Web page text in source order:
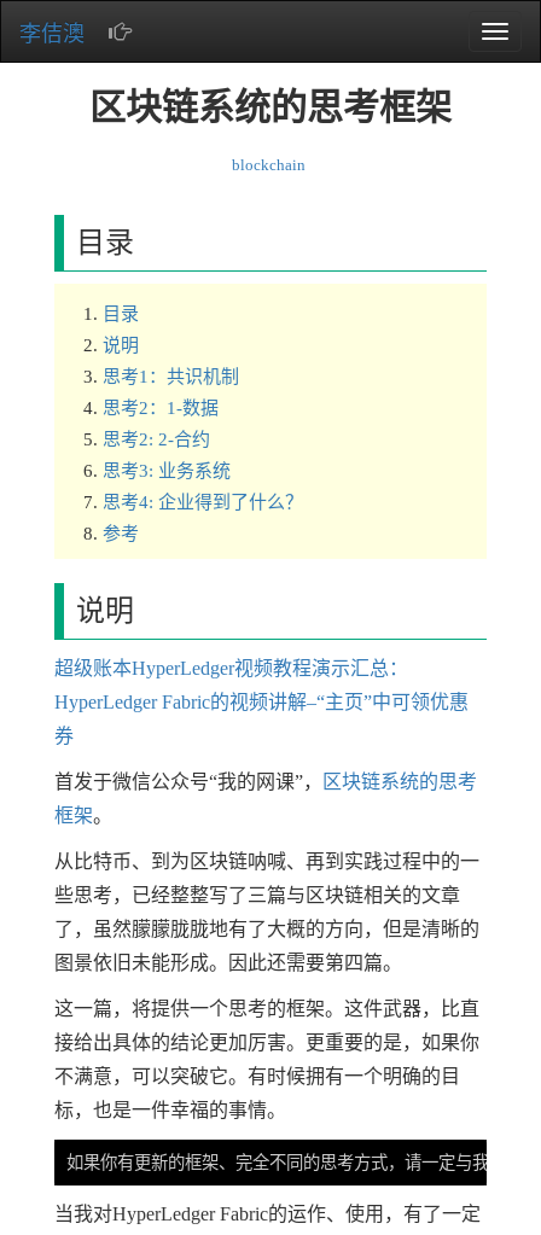
Toggle
李佶澳
区块链系统的思考框架
blockchain
目录
目录
说明
思考1：共识机制
思考2：1-数据
思考2: 2-合约
思考3: 业务系统
思考4: 企业得到了什么？
参考
说明
超级账本HyperLedger视频教程演示汇总：
HyperLedger Fabric的视频讲解–“主页”中可领优惠
券
首发于微信公众号“我的网课”，
区块链系统的思考
框架。
从比特币、到为区块链呐喊、再到实践过程中的一
些思考，已经整整写了三篇与区块链相关的文章
了，虽然朦朦胧胧地有了大概的方向，但是清晰的
图景依旧未能形成。因此还需要第四篇。
这一篇，将提供一个思考的框架。这件武器，比直
接给出具体的结论更加厉害。更重要的是，如果你
不满意，可以突破它。有时候拥有一个明确的目
标，也是一件幸福的事情。
当我对HyperLedger Fabric的运作、使用，有了一定